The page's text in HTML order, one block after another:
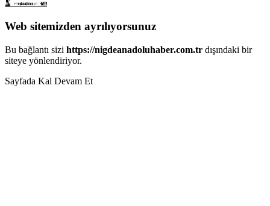
Web sitemizden ayrılıyorsunuz
Bu bağlantı sizi https://nigdeanadoluhaber.com.tr dışındaki bir
siteye yönlendiriyor.
Sayfada Kal Devam Et